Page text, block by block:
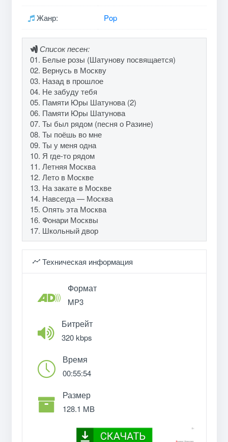
Жанр: Pop
Список песен:
01. Белые розы (Шатунову посвящается)
02. Вернусь в Москву
03. Назад в прошлое
04. Не забуду тебя
05. Памяти Юры Шатунова (2)
06. Памяти Юры Шатунова
07. Ты был рядом (песня о Разине)
08. Ты поёшь во мне
09. Ты у меня одна
10. Я где-то рядом
11. Летняя Москва
12. Лето в Москве
13. На закате в Москве
14. Навсегда — Москва
15. Опять эта Москва
16. Фонари Москвы
17. Школьный двор
Техническая информация
Формат
MP3
Битрейт
320 kbps
Время
00:55:54
Размер
128.1 MB